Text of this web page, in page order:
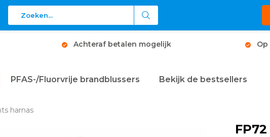
Achteraf betalen mogelijk
PFAS-/Fluorvrije brandblussers Bekijk de bestsellers
harnas